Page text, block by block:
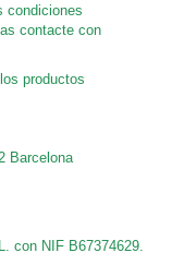
condiciones
contacte con
productos
Barcelona
con NIF B67374629.